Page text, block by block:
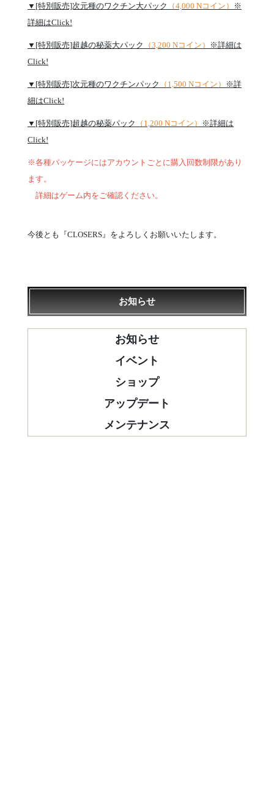
▼[特別販売]次元種のワクチン大パック （4,000 Nコイン）
※
詳細はClick!
▼[特別販売]超越の秘薬大パック （3,200 Nコイン）
※詳細は
Click!
▼[特別販売]次元種のワクチンパック （1,500 Nコイン）
※詳
細はClick!
▼[特別販売]超越の秘薬パック （1,200 Nコイン）
※詳細は
Click!
※各種パッケージにはアカウントごとに購入回数制限があり
ます。
詳細はゲーム内をご確認ください。
今後とも『CLOSERS』をよろしくお願いいたします。
お知らせ
お知らせ
イベント
ショップ
アップデート
メンテナンス